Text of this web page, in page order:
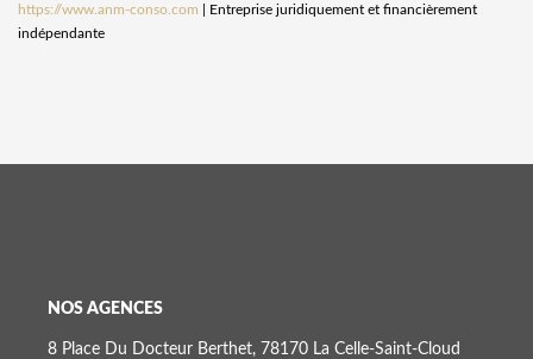
https://www.anm-conso.com
Entreprise juridiquement et financièrement
indépendante
NOS AGENCES
8 Place Du Docteur Berthet, 78170 La Celle-Saint-Cloud